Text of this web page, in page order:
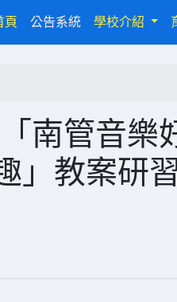
頁(current)
公告系統 學校介紹
南管音樂
」教案研習